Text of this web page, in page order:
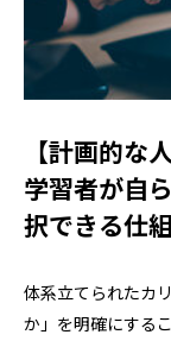
【計画的な
学習者が自
択できる仕
体系立てられたカ
か」を明確にする